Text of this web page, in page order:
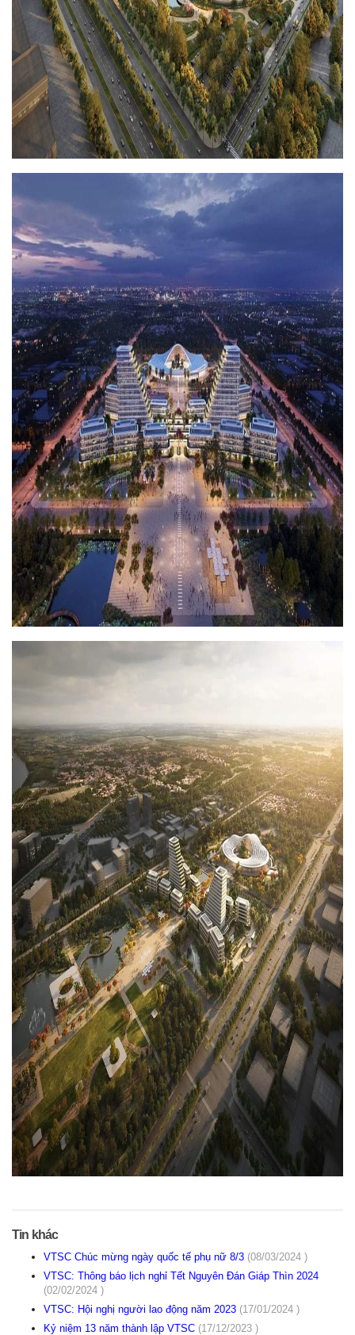
Tin khác
VTSC Chúc mừng ngày quốc tế phụ nữ 8/3 (08/03/2024 )
VTSC: Thông báo lịch nghỉ Tết Nguyên Đán Giáp Thìn 2024
(02/02/2024 )
VTSC: Hội nghị người lao động năm 2023 (17/01/2024 )
Kỷ niệm 13 năm thành lập VTSC (17/12/2023 )